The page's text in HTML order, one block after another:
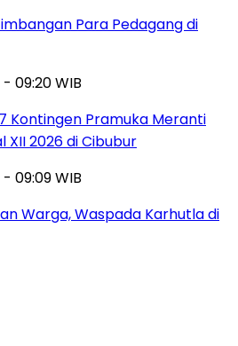
Para Pedagang di
09:20 WIB
Kontingen Pramuka Meranti
XII 2026 di Cibubur
09:09 WIB
Warga, Waspada Karhutla di